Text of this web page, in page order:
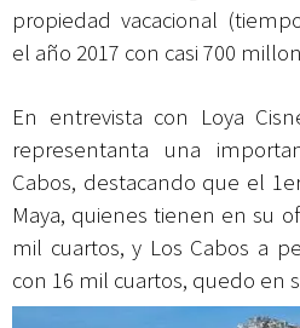
propiedad vacacional
el año 2017 con casi 700
En entrevista con Loya
representanta una
Cabos, destacando que el
Maya, quienes tienen en su
mil cuartos, y Los Cabos a
con 16 mil cuartos, quedo en